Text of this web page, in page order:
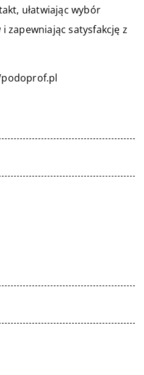
ułatwiając wybór
zapewniając satysfakcję z